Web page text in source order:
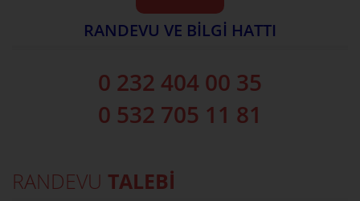
RANDEVU VE BİLGİ HATTI
0 232 404 00 35
0 532 705 11 81
RANDEVU TALEBİ